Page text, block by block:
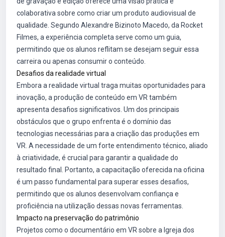
colaborativa sobre como criar um produto audiovisual de
qualidade. Segundo Alexandre Bizinoto Macedo, da Rocket
Filmes, a experiência completa serve como um guia,
permitindo que os alunos reflitam se desejam seguir essa
carreira ou apenas consumir o conteúdo.
Desafios da realidade virtual
Embora a realidade virtual traga muitas oportunidades para
inovação, a produção de conteúdo em VR também
apresenta desafios significativos. Um dos principais
obstáculos que o grupo enfrenta é o domínio das
tecnologias necessárias para a criação das produções em
VR. A necessidade de um forte entendimento técnico, aliado
à criatividade, é crucial para garantir a qualidade do
resultado final. Portanto, a capacitação oferecida na oficina
é um passo fundamental para superar esses desafios,
permitindo que os alunos desenvolvam confiança e
proficiência na utilização dessas novas ferramentas.
Impacto na preservação do patrimônio
Projetos como o documentário em VR sobre a Igreja dos